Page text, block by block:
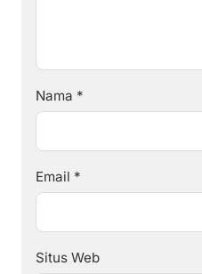
Nama *
Email *
Situs Web